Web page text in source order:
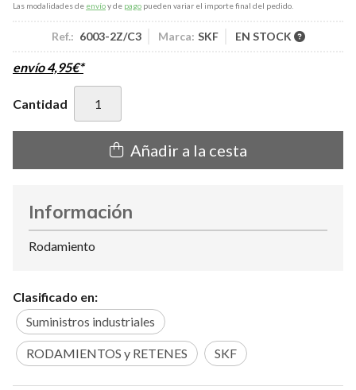
Las modalidades de envíoy de pago pueden variar el importe final del pedido.
Ref.: 6003-2Z/C3 Marca: SKF EN STOCK
envío4,95€*
Cantidad
Añadir a la cesta
Información
Rodamiento
Clasificado en:
Suministros industriales
RODAMIENTOS y RETENES SKF